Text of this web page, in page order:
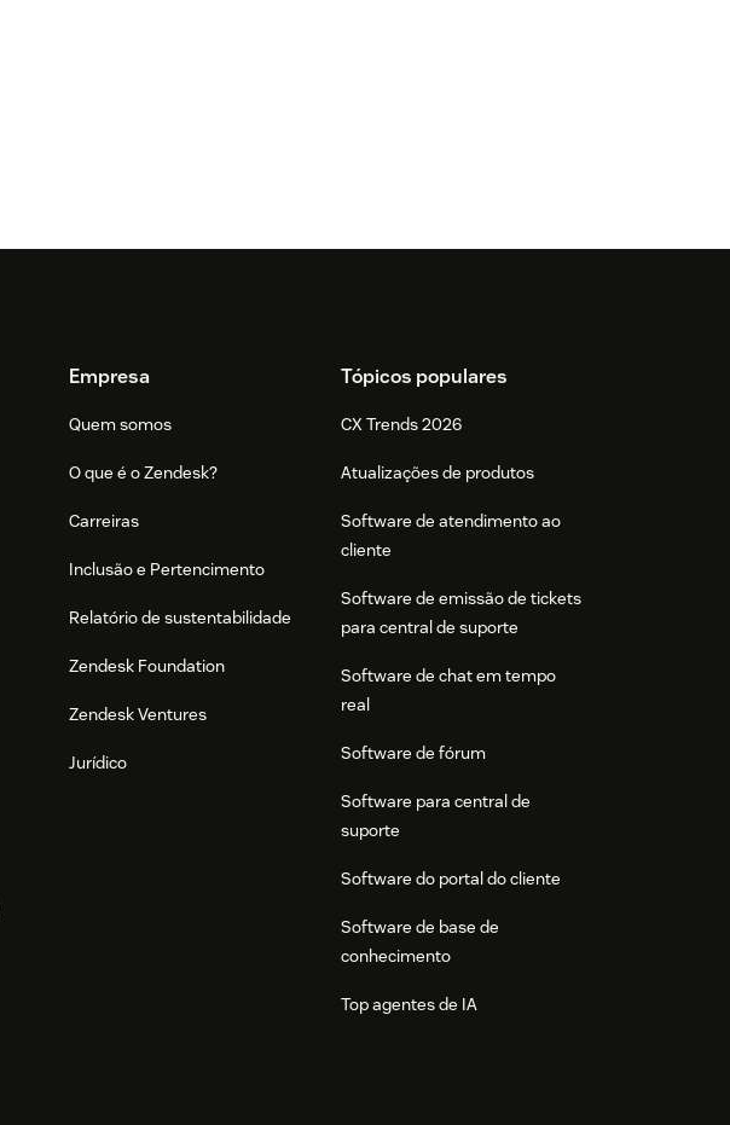
Empresa
Quem somos
O que é o Zendesk?
Carreiras
Inclusão e Pertencimento
Relatório de sustentabilidade
Zendesk Foundation
Zendesk Ventures
Jurídico
Tópicos populares
CX Trends 2026
Atualizações de produtos
Software de atendimento ao
cliente
Software de emissão de tickets
para central de suporte
Software de chat em tempo
real
Software de fórum
Software para central de
suporte
Software do portal do cliente
Software de base de
conhecimento
Top agentes de IA